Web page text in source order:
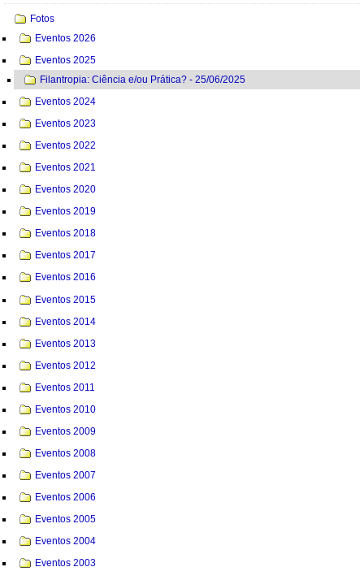
Fotos
Eventos 2026
Eventos 2025
Filantropia: Ciência e/ou Prática? - 25/06/2025
Eventos 2024
Eventos 2023
Eventos 2022
Eventos 2021
Eventos 2020
Eventos 2019
Eventos 2018
Eventos 2017
Eventos 2016
Eventos 2015
Eventos 2014
Eventos 2013
Eventos 2012
Eventos 2011
Eventos 2010
Eventos 2009
Eventos 2008
Eventos 2007
Eventos 2006
Eventos 2005
Eventos 2004
Eventos 2003